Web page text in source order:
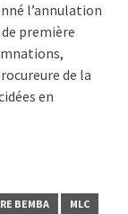
l’annulation
première
de la
en
BEMBA
MLC